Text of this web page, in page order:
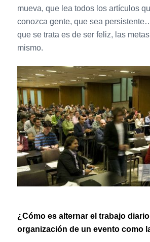
mueva, que lea todos los artículos
conozca gente, que sea
que se trata es de ser feliz, las
mismo.
¿Cómo es alternar el trabajo
organización de un evento como